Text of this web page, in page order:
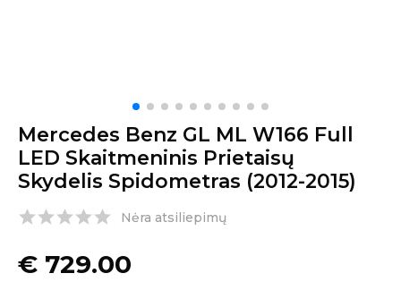
Mercedes Benz GL ML W166 Full
LED Skaitmeninis Prietaisų
Skydelis Spidometras (2012-2015)
Nėra atsiliepimų
€ 729.00